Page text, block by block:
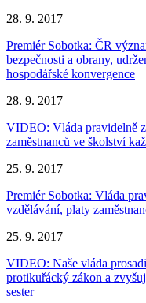
28. 9. 2017
Premiér Sobotka: ČR
bezpečnosti a obrany,
hospodářské konvergence
28. 9. 2017
VIDEO: Vláda pravidelně
zaměstnanců ve školství
25. 9. 2017
Premiér Sobotka: Vláda
vzdělávání, platy
25. 9. 2017
VIDEO: Naše vláda
protikuřácký zákon a
sester